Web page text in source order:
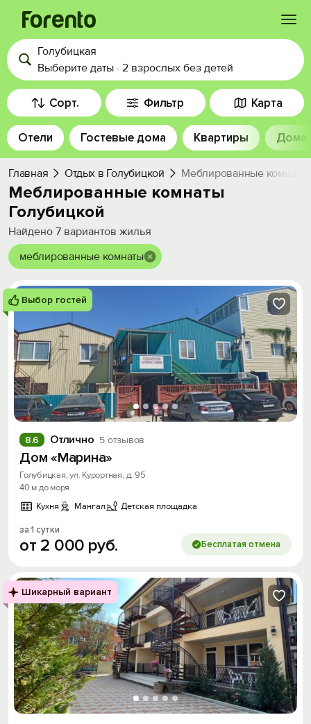
Войти
Избранное
История просмотра
Добавить свой объект
Голубицкая
Выберите даты · 2 взрослых без детей
Сорт. Фильтр Карта
Отели Гостевые дома Квартиры Дома
Главная Отдых в Голубицкой Меблированные комнаты
Меблированные комнаты
Голубицкой
Найдено 7 вариантов жилья
меблированные комнаты
Выбор гостей
Отлично 5 отзывов
8.6
Дом «Марина»
Голубицкая, ул. Курортная, д. 95
40 м до моря
Кухня
Мангал Детская площадка
за 1 сутки
от 2 000 руб. Бесплатая отмена
Шикарный вариант